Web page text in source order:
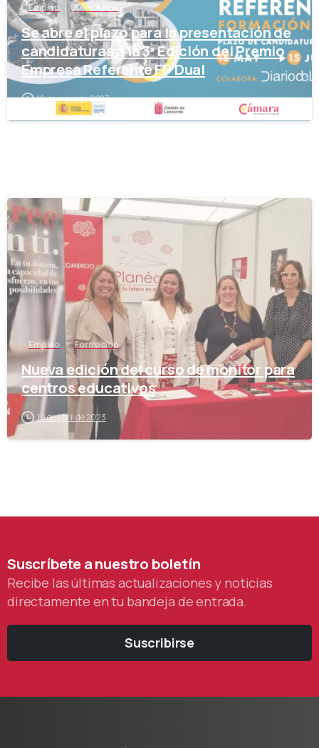
Empleo Formación
Se abre el plazo para la presentación de
candidaturas a la 3ª Edición del Premio
Empresa Referente FP Dual
18 de mayo de 2023
Empleo Formación
Nueva edición del curso de monitor para
centros educativos
19 de abril de 2023
Suscríbeteanuestro boletín
Recibe las últimas actualizaciones y noticias
directamente en tu bandeja de entrada.
Suscribirse